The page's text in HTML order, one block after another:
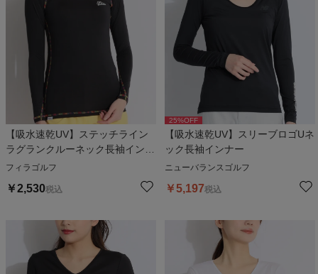
【吸水速乾UV】ステッチライン
ラグランクルーネック長袖インナ
ー
フィラゴルフ
￥2,530税込
25%OFF
【吸水速乾UV】スリーブロゴUネ
ック長袖インナー
ニューバランスゴルフ
￥5,197税込